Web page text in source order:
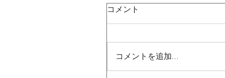
コメント
コメントを追加…